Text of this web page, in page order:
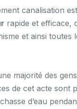
canalisation
rapide et efficace,
et ainsi
majorité des
de cet acte
d’eau